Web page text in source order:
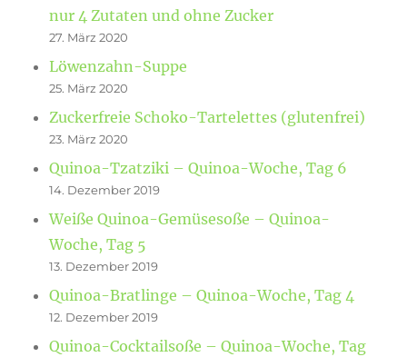
nur 4 Zutaten und ohne Zucker
27. März 2020
Löwenzahn-Suppe
25. März 2020
Zuckerfreie Schoko-Tartelettes (glutenfrei)
23. März 2020
Quinoa-Tzatziki – Quinoa-Woche, Tag 6
14. Dezember 2019
Weiße Quinoa-Gemüsesoße – Quinoa-
Woche, Tag 5
13. Dezember 2019
Quinoa-Bratlinge – Quinoa-Woche, Tag 4
12. Dezember 2019
Quinoa-Cocktailsoße – Quinoa-Woche, Tag